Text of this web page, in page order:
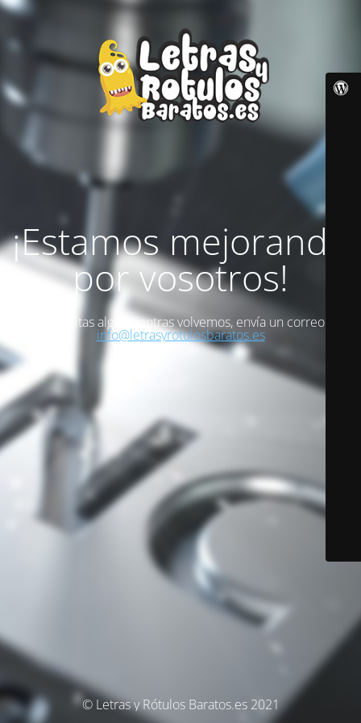
¡Estamos mejorando
por vosotros!
Si necesitas algo mientras volvemos, envía un correo a
info@letrasyrotulosbaratos.es
© Letras y Rótulos Baratos.es 2021